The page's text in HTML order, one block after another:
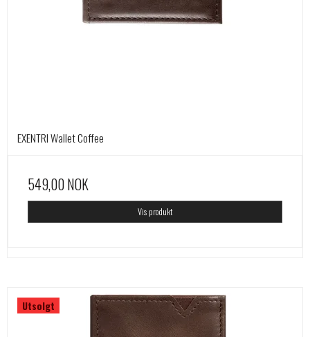
EXENTRI Wallet Coffee
549,00 NOK
Vis produkt
Utsolgt